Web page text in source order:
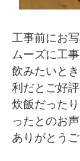
工事前にお
ムーズに工
飲みたいと
利だとご好
炊飯だった
ったとのお
ありがとう